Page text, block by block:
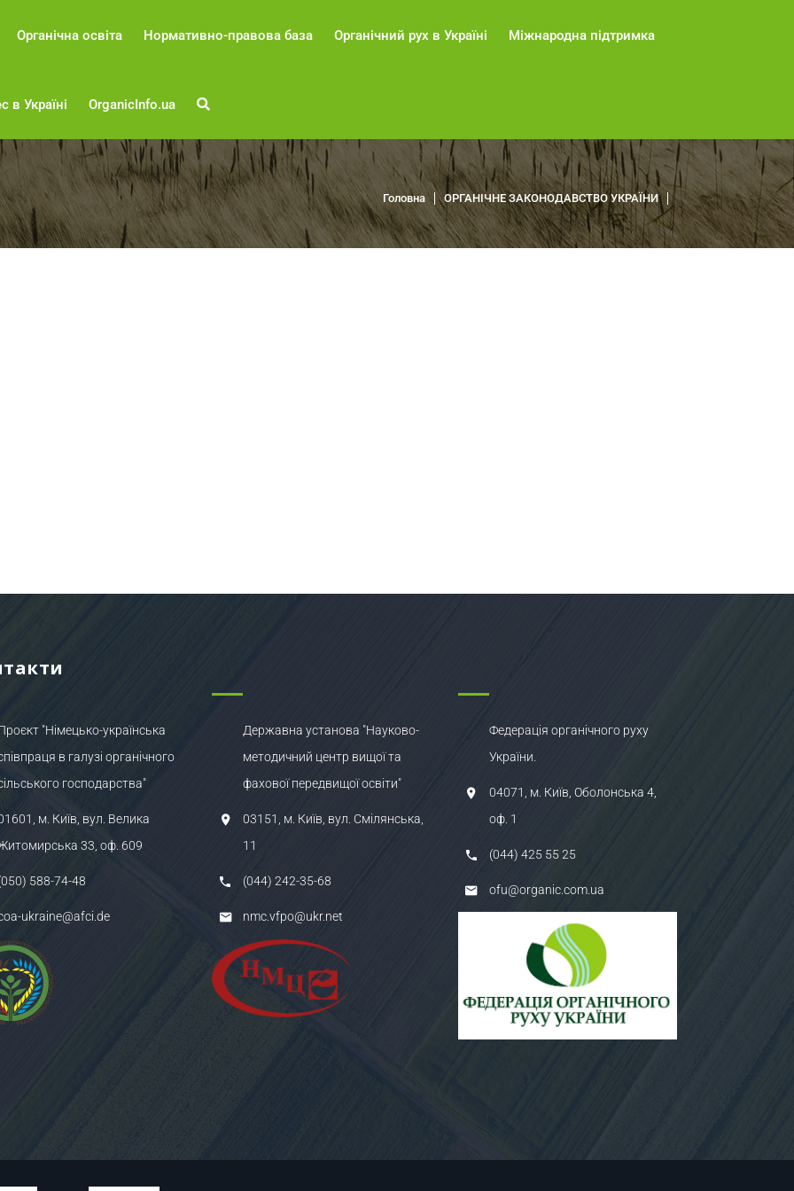
Органічна освіта Нормативно-правова база Органічний рух в Україні Міжнародна підтримка
в Україні OrganicInfo.ua
Головна ОРГАНІЧНЕ ЗАКОНОДАВСТВО УКРАЇНИ
"Німецько-українська
в галузі органічного
господарства"
м. Київ, вул. Велика
33, оф. 609
588-74-48
ukraine@afci.de
Державна установа "Науково-
методичний центр вищої та
фахової передвищої освіти"
03151, м. Київ, вул. Смілянська,
11
(044) 242-35-68
nmc.vfpo@ukr.net
Федерація органічного руху
України.
04071, м. Київ, Оболонська 4,
оф. 1
(044) 425 55 25
ofu@organic.com.ua